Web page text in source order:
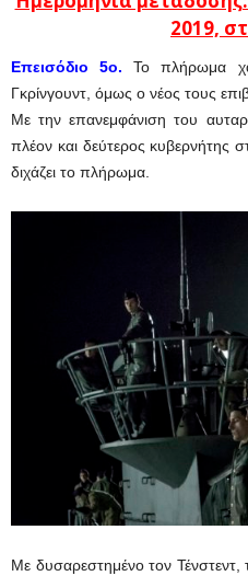
2019,
Eπεισόδιο 5ο. Το πλήρωμα
Γκρίνγουντ, όμως ο νέος τους
Με την επανεμφάνιση του
πλέον και δεύτερος
διχάζει το πλήρωμα.
Με δυσαρεστημένο τον